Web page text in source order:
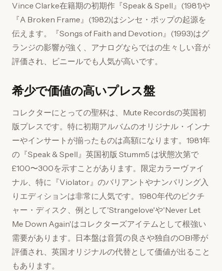
Vince Clarke在籍期の初期作『Speak & Spell』(1981)や
『A Broken Frame』(1982)はシンセ・ポップの起源を
伝えます。『Songs of Faith and Devotion』(1993)はグ
ランジの影響が強く、アナログならではの生々しい音が
評価され、ビニールでも人気が高いです。
希少で価値の高いプレス盤
コレクターにとっての聖杯は、Mute Recordsの英国初
版プレスです。特に初期アルバムのオリジナル・インナ
ーやインサートが揃ったものは高額になります。1981年
の『Speak & Spell』英国初版 Stumm5 は状態次第で
£100〜300を示すことがあります。限定カラーヴァイ
ナル、特に『Violator』のバリアントやナンバリング入
りエディションは非常に人気です。1980年代のピクチ
ャー・ディスク、例として'Strangelove'や'Never Let
Me Down Again'はコレクターズアイテムとして根強い
需要があります。日本盤は音質の良さや独自のOBI帯が
評価され、英国オリジナルの代替として価値が出ること
もあります。